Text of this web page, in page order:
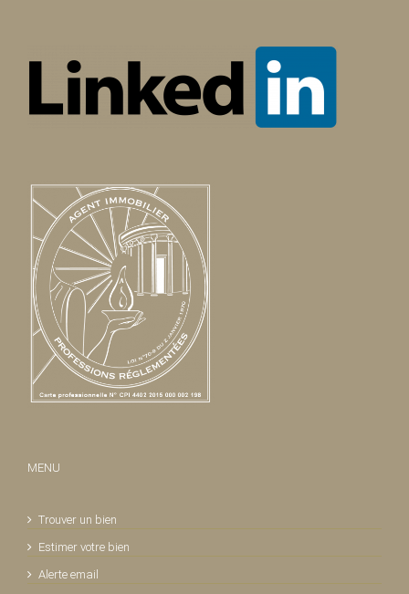
MENU
Trouver un bien
Estimer votre bien
Alerte email